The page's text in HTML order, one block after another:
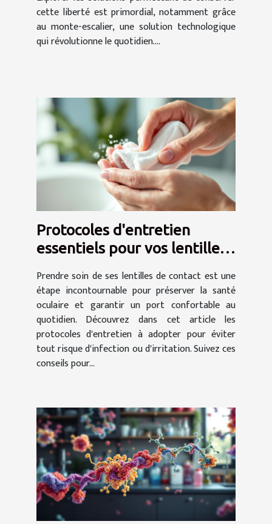
cette liberté est primordial, notamment grâce
au monte-escalier, une solution technologique
qui révolutionne le quotidien....
Protocoles d'entretien
essentiels pour vos lentilles
Prendre soin de ses lentilles de contact est une
étape incontournable pour préserver la santé
oculaire et garantir un port confortable au
quotidien. Découvrez dans cet article les
protocoles d'entretien à adopter pour éviter
tout risque d'infection ou d'irritation. Suivez ces
conseils pour...